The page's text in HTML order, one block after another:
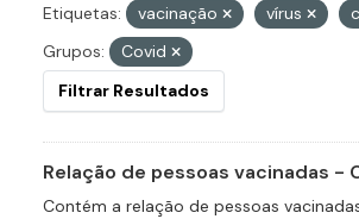
Etiquetas: vacinação vírus
Grupos:
Covid
Filtrar Resultados
Relação de pessoas vacinadas -
Contém a relação de pessoas